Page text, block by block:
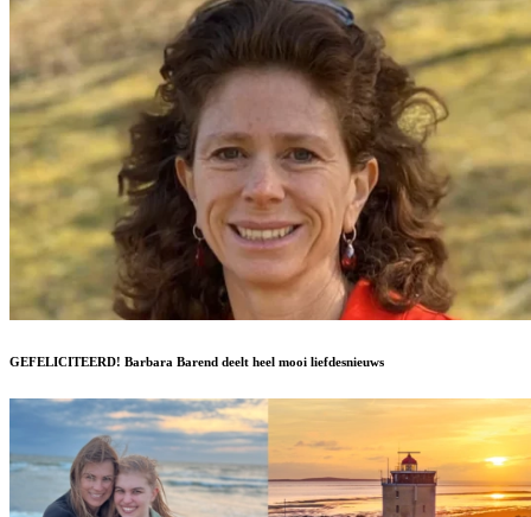
GEFELICITEERD! Barbara Barend deelt heel mooi liefdesnieuws